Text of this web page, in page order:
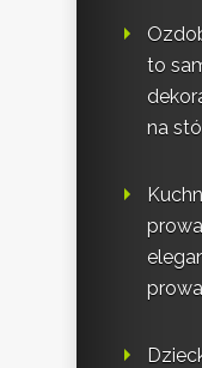
to
na